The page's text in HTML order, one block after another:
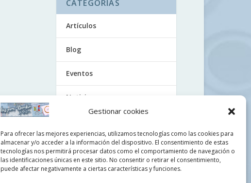
Gestionar cookies
Para ofrecer las mejores experiencias, utilizamos tecnologías como las cookies para
almacenar y/o acceder a la información del dispositivo. El consentimiento de estas
tecnologías nos permitirá procesar datos como el comportamiento de navegación o
las identificaciones únicas en este sitio. No consentir o retirar el consentimiento,
puede afectar negativamente a ciertas características y funciones.
CATEGORÍAS
Artículos
Blog
Eventos
Noticias
Uncategorized
Videos